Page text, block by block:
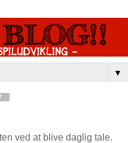
▼
ved at blive daglig tale.